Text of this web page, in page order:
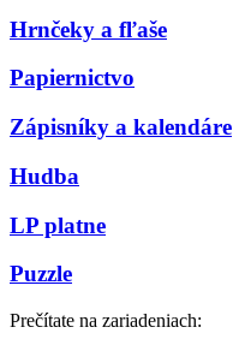
Hrnčeky a fľaše
Papiernictvo
Zápisníky a kalendáre
Hudba
LP platne
Puzzle
Prečítate na zariadeniach: